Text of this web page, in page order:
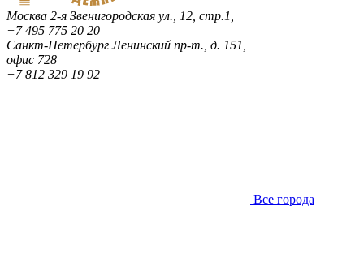
Москва 2-я Звенигородская ул., 12, стр.1,
+7 495 775 20 20
Санкт-ПетербургЛенинский пр-т., д. 151,
офис 728
+7 812 329 19 92
Все города